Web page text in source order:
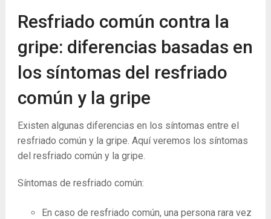
Resfriado común contra la
gripe: diferencias basadas en
los síntomas del resfriado
común y la gripe
Existen algunas diferencias en los síntomas entre el
resfriado común y la gripe. Aquí veremos los síntomas
del resfriado común y la gripe.
Síntomas de resfriado común:
En caso de resfriado común, una persona rara vez